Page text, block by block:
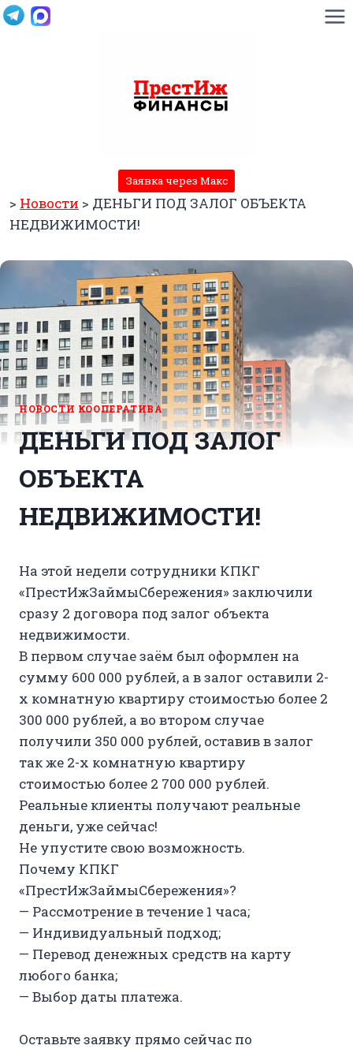
Перейти
Заявка через Макс
> Новости > ДЕНЬГИ ПОД ЗАЛОГ ОБЪЕКТА
НЕДВИЖИМОСТИ!
НОВОСТИ КООПЕРАТИВА
ДЕНЬГИ ПОД ЗАЛОГ
ОБЪЕКТА
НЕДВИЖИМОСТИ!
На этой недели сотрудники КПКГ
«ПрестИжЗаймыСбережения» заключили
сразу 2 договора под залог объекта
недвижимости.
В первом случае заём был оформлен на
сумму 600 000 рублей, а в залог оставили 2-
х комнатную квартиру стоимостью более 2
300 000 рублей, а во втором случае
получили 350 000 рублей, оставив в залог
так же 2-х комнатную квартиру
стоимостью более 2 700 000 рублей.
Реальные клиенты получают реальные
деньги, уже сейчас!
Не упустите свою возможность.
Почему КПКГ
«ПрестИжЗаймыСбережения»?
— Рассмотрение в течение 1 часа;
— Индивидуальный подход;
— Перевод денежных средств на карту
любого банка;
— Выбор даты платежа.
Оставьте заявку прямо сейчас по